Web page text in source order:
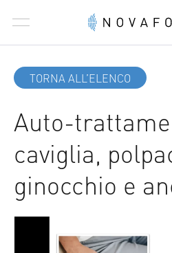
TORNA ALL’ELENCO
Auto-
caviglia,
ginocchio e